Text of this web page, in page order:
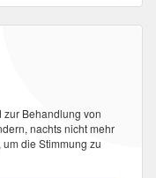
zur Behandlung von
nachts nicht mehr
die Stimmung zu